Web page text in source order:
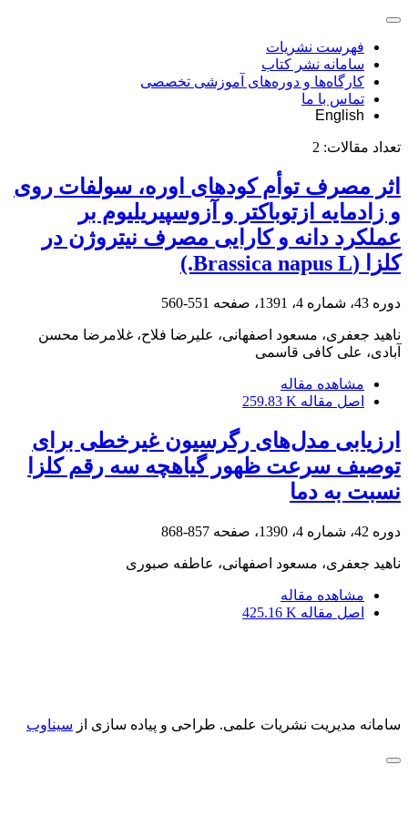
فهرست نشریات
سامانه نشر کتاب
کارگاه‌ها و دوره‌های آموزشی تخصصی
تماس با ما
English
تعداد مقالات: 2
اثر مصرف توأم کودهای اوره، سولفات روی
و زادمایه ازتوباکتر و آزوسپیریلیوم بر
عملکرد دانه و کارایی مصرف نیتروژن در
کلزا (Brassica napus L.)
دوره 43، شماره 4، 1391، صفحه 551-560
ناهید جعفری، مسعود اصفهانی، علیرضا فلاح، غلامرضا محسن
آبادی، علی کافی قاسمی
مشاهده مقاله
اصل مقاله 259.83 K
ارزیابی مدل‌های رگرسیون غیرخطی برای
توصیف سرعت ظهور گیاهچه سه رقم کلزا
نسبت به دما
دوره 42، شماره 4، 1390، صفحه 857-868
ناهید جعفری، مسعود اصفهانی، عاطفه صبوری
مشاهده مقاله
اصل مقاله 425.16 K
سامانه مدیریت نشریات علمی. طراحی و پیاده سازی از سیناوب